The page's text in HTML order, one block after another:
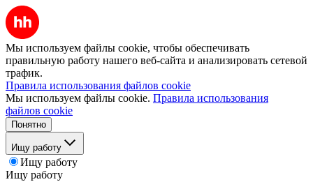
Мы используем файлы cookie, чтобы обеспечивать
правильную работу нашего веб-сайта и анализировать сетевой
трафик.
Правила использования файлов cookie
Мы используем файлы cookie. Правила использования
файлов cookie
Понятно
Ищу работу
Ищу работу
Ищу работу